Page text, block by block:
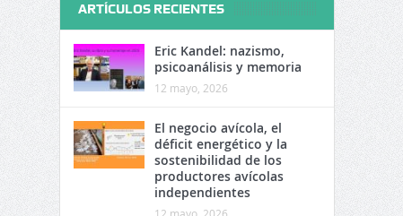
ARTÍCULOS RECIENTES
Eric Kandel: nazismo,
psicoanálisis y memoria
12 mayo, 2026
El negocio avícola, el
déficit energético y la
sostenibilidad de los
productores avícolas
independientes